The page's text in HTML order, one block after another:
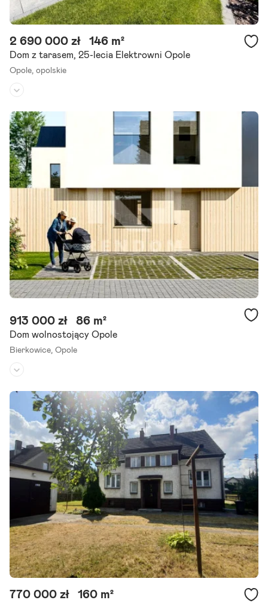
Dom z tarasem, 25-lecia Elektrowni Opole
Opole, opolskie
2 690 000 zł 146 m²
Liczba pokoi:
Powierzchnia działki: 1 490 m²
Na sprzedaż wyjątkowy, energooszczędny dom jednorodzinny o po
wierzchni użytkowej ok. 146 m , wybudowany według projektu Gani
medes , położony na zadbanej działce o powierzchni 14,90.
Szczegóły ogłoszenia
Dom wolnostojący Opole
Bierkowice, Opole
913 000 zł 86 m²
Liczba pokoi: 4
Powierzchnia działki:247 m²
Nowe Osiedle w Opolu Bierkowicach już wystartowało! Prowizję Ku
pującego ponosi deweloper. Osiedle z widokiem na las i w bliskiej odl
egłości Centrum Handlowego Karolinka w Opolu.
Szczegóły ogłoszenia
770 000 zł 160 m²